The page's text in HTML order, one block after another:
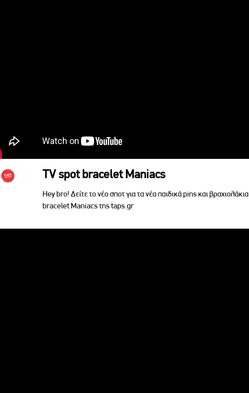
TV spot bracelet Maniacs
Hey bro! Δείτε το νέο σποτ για τα νέα παιδικά pins και βραχιολάκια
bracelet Maniacs της taps.gr